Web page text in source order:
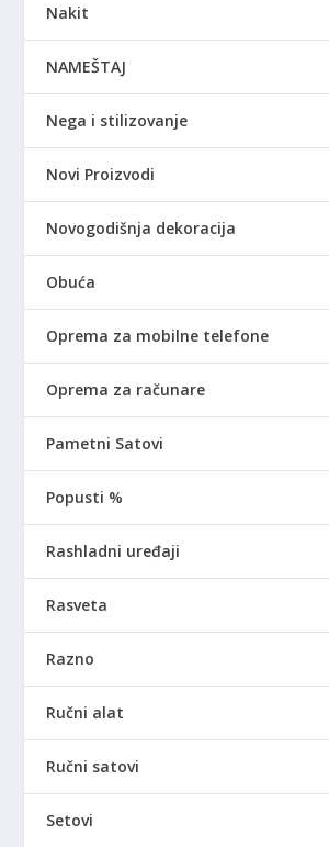
Nakit
NAMEŠTAJ
Nega i stilizovanje
Novi Proizvodi
Novogodišnja dekoracija
Obuća
Oprema za mobilne telefone
Oprema za računare
Pametni Satovi
Popusti %
Rashladni uređaji
Rasveta
Razno
Ručni alat
Ručni satovi
Setovi